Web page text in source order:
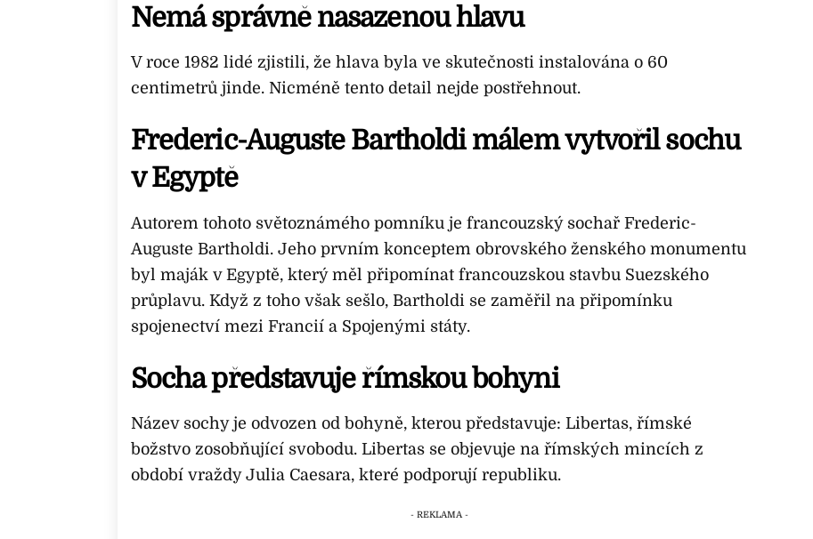
Nemá správně nasazenou hlavu
V roce 1982 lidé zjistili, že hlava byla ve skutečnosti instalována o 60
centimetrů jinde. Nicméně tento detail nejde postřehnout.
Frederic-Auguste Bartholdi málem vytvořil sochu
v Egyptě
Autorem tohoto světoznámého pomníku je francouzský sochař Frederic-
Auguste Bartholdi. Jeho prvním konceptem obrovského ženského monumentu
byl maják v Egyptě, který měl připomínat francouzskou stavbu Suezského
průplavu. Když z toho však sešlo, Bartholdi se zaměřil na připomínku
spojenectví mezi Francií a Spojenými státy.
Socha představuje římskou bohyni
Název sochy je odvozen od bohyně, kterou představuje: Libertas, římské
božstvo zosobňující svobodu. Libertas se objevuje na římských mincích z
období vraždy Julia Caesara, které podporují republiku.